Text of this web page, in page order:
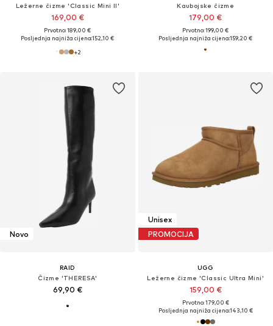
Ležerne čizme 'Classic Mini II'
169,00 €
Prvotno: 189,00 €
Posljednja najniža cijena:152,10 €
+2
Kaubojske čizme
179,00 €
Prvotno: 199,00 €
Posljednja najniža cijena:159,20 €
Novo
RAID
Čizme 'THERESA'
69,90 €
Unisex
PROMOCIJA
UGG
Ležerne čizme 'Classic Ultra Mini'
159,00 €
Prvotno: 179,00 €
Posljednja najniža cijena:143,10 €